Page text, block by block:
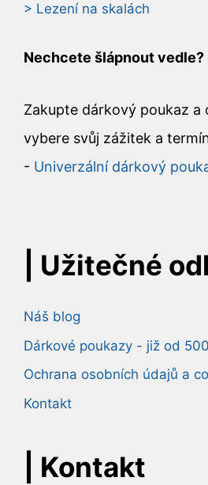
> Lezení na skalách
Nechcete šlápnout vedle?
Zakupte dárkový poukaz a
vybere svůj zážitek a
- Univerzální dárkový
| Užitečné
Náš blog
Dárkové poukazy - již od
Ochrana osobních údajů a
Kontakt
Kontakt